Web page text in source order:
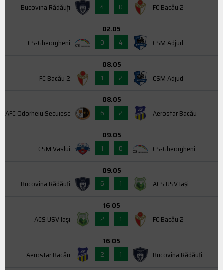
Bucovina Rădăuți
4
0 FC Bacău 2
CS-Gheorgheni
02.05
0
4 CSM Adjud
FC Bacău 2
08.05
1
2 CSM Adjud
AFC Odorheiu Secuiesc
08.05
6
2 Aerostar Bacău
CSM Vaslui
09.05
1
0 CS-Gheorgheni
Bucovina Rădăuți
09.05
6
1 ACS USV Iaşi
ACS USV Iaşi
16.05
2
1 FC Bacău 2
Aerostar Bacău
16.05
2
1 Bucovina Rădăuți